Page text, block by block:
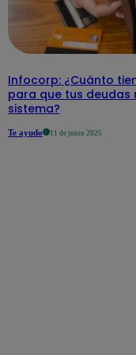
Infocorp: ¿Cuánto
para que tus deudas
sistema?
Te ayudo 11 de junio 2025